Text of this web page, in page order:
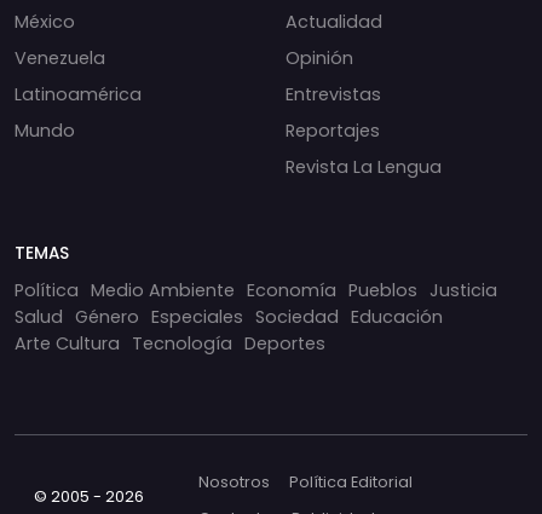
México
Venezuela
Latinoamérica
Mundo
Actualidad
Opinión
Entrevistas
Reportajes
Revista La Lengua
TEMAS
Política Medio Ambiente Economía Pueblos Justicia
Salud Género Especiales Sociedad Educación
Arte Cultura Tecnología Deportes
© 2005 - 2026
Nosotros
Política Editorial